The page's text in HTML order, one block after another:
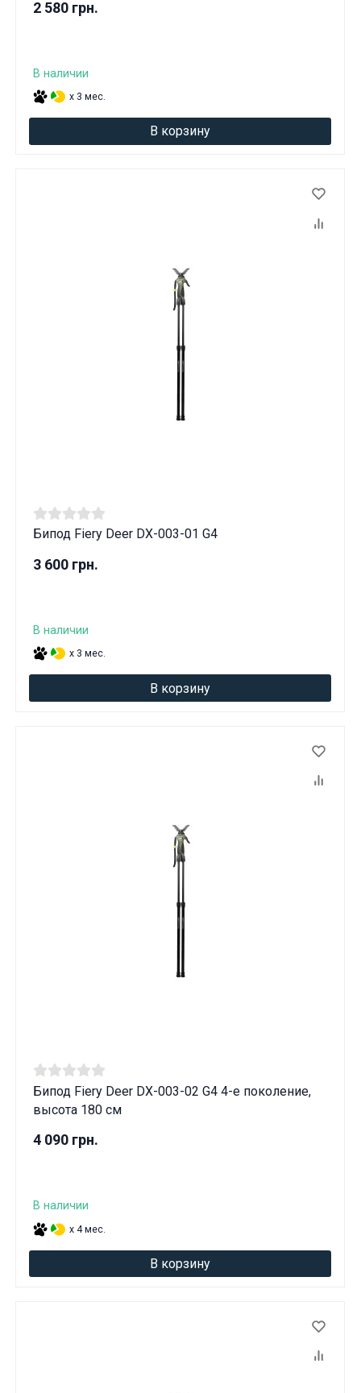
2 580 грн.
В наличии
x 3 мес.
В корзину
Бипод Fiery Deer DX-003-01 G4
3 600 грн.
В наличии
x 3 мес.
В корзину
Бипод Fiery Deer DX-003-02 G4 4-е поколение,
высота 180 см
4 090 грн.
В наличии
x 4 мес.
В корзину